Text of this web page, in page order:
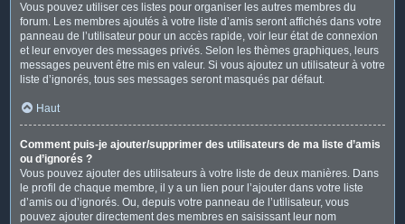
Vous pouvez utiliser ces listes pour organiser les autres membres du
forum. Les membres ajoutés à votre liste d’amis seront affichés dans votre
panneau de l’utilisateur pour un accès rapide, voir leur état de connexion
et leur envoyer des messages privés. Selon les thèmes graphiques, leurs
messages peuvent être mis en valeur. Si vous ajoutez un utilisateur à votre
liste d’ignorés, tous ses messages seront masqués par défaut.
Haut
Comment puis-je ajouter/supprimer des utilisateurs de ma liste d’amis
ou d’ignorés ?
Vous pouvez ajouter des utilisateurs à votre liste de deux manières. Dans
le profil de chaque membre, il y a un lien pour l’ajouter dans votre liste
d’amis ou d’ignorés. Ou, depuis votre panneau de l’utilisateur, vous
pouvez ajouter directement des membres en saisissant leur nom